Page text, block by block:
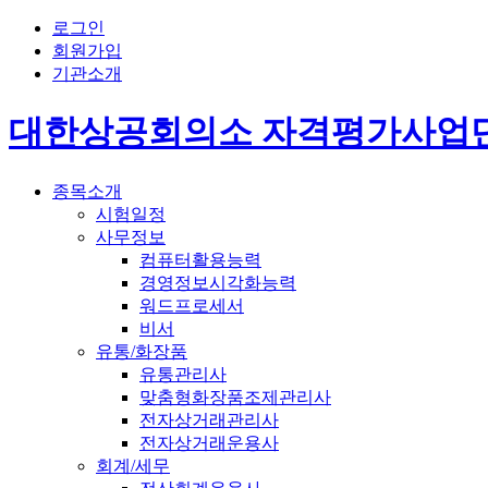
로그인
회원가입
기관소개
대한상공회의소 자격평가사업
종목소개
시험일정
사무정보
컴퓨터활용능력
경영정보시각화능력
워드프로세서
비서
유통/화장품
유통관리사
맞춤형화장품조제관리사
전자상거래관리사
전자상거래운용사
회계/세무